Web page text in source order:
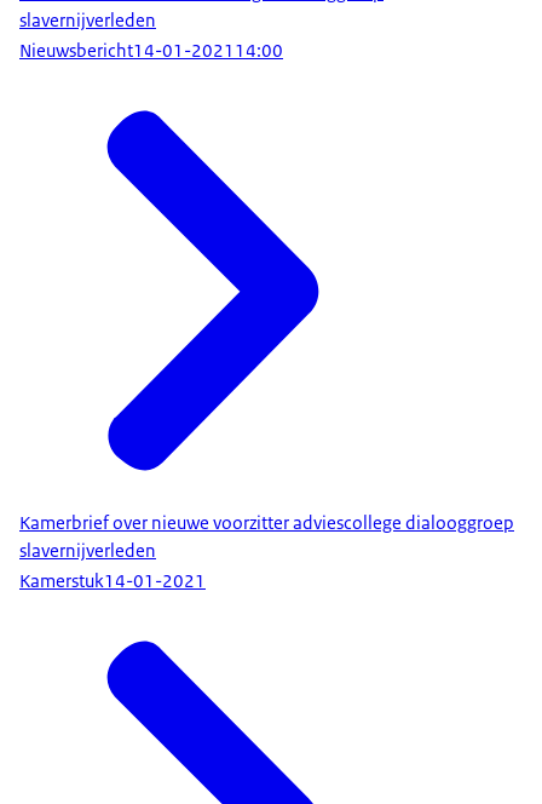
slavernijverleden
Nieuwsbericht14-01-2021 14:00
Kamerbrief over nieuwe voorzitter adviescollege dialooggroep
slavernijverleden
Kamerstuk14-01-2021